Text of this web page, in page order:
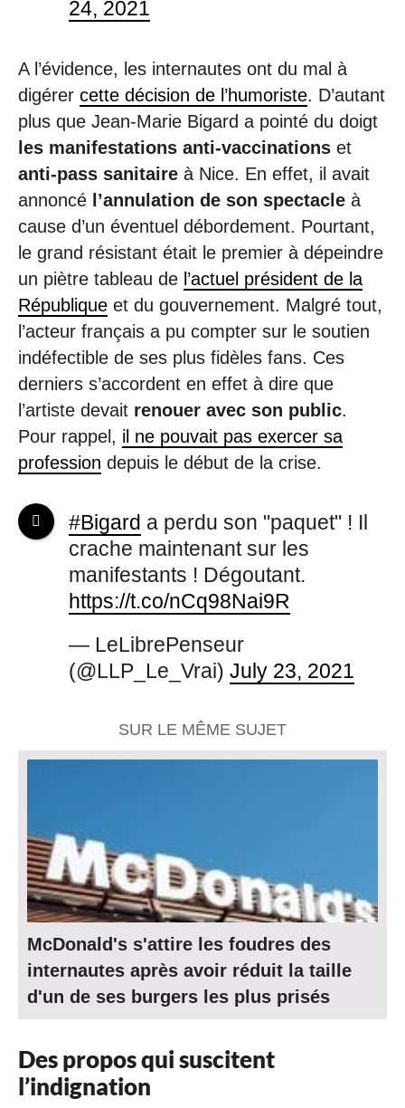
24, 2021
A l’évidence, les internautes ont du mal à
digérer cette décision de l’humoriste. D’autant
plus que Jean-Marie Bigard a pointé du doigt
les manifestations anti-vaccinations et
anti-pass sanitaire à Nice. En effet, il avait
annoncé l’annulation de son spectacle à
cause d’un éventuel débordement. Pourtant,
le grand résistant était le premier à dépeindre
un piètre tableau de l’actuel président de la
République et du gouvernement. Malgré tout,
l’acteur français a pu compter sur le soutien
indéfectible de ses plus fidèles fans. Ces
derniers s’accordent en effet à dire que
l’artiste devait renouer avec son public.
Pour rappel, il ne pouvait pas exercer sa
profession depuis le début de la crise.
#Bigard a perdu son "paquet" ! Il
crache maintenant sur les
manifestants ! Dégoutant.
https://t.co/nCq98Nai9R
— LeLibrePenseur
(@LLP_Le_Vrai)July 23, 2021
SUR LE MÊME SUJET
McDonald's s'attire les foudres des
internautes après avoir réduit la taille
d'un de ses burgers les plus prisés
Des propos qui suscitent
l’indignation